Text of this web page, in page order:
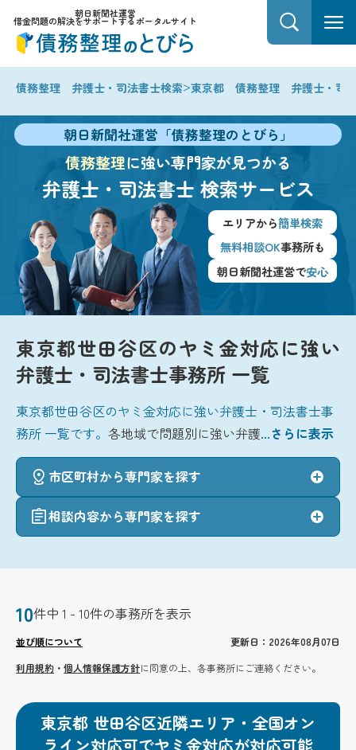
朝日新聞社運営
借金問題の解決をサポートするポータルサイト
債務整理 弁護士・司法書士検索>東京都 債務整理 弁護士・司
朝日新聞社運営「債務整理のとびら」
債務整理に強い専門家が見つかる
弁護士・司法書士 検索サービス
エリアから簡単検索
無料相談OK事務所も
朝日新聞社運営で安心
東京都世田谷区のヤミ金対応に強い
弁護士・司法書士事務所 一覧
東京都世田谷区のヤミ金対応に強い弁護士・司法書士事
務所 一覧です。各地域で問題別に強い弁護...さらに表示
市区町村から専門家を探す
相談内容から専門家を探す
10件中 1 - 10件の事務所を表示
並び順について
更新日：2026年08月07日
利用規約 ・個人情報保護方針に同意の上、各事務所にご連絡ください。
東京都 世田谷区近隣エリア・全国オン
ライン対応可でヤミ金対応が対応可能